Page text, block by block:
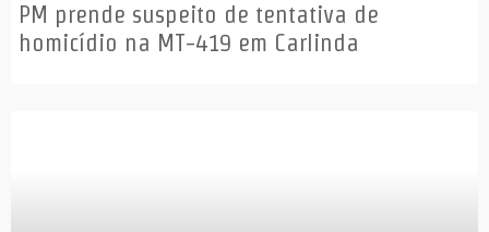
PM prende suspeito de tentativa de
homicídio na MT-419 em Carlinda